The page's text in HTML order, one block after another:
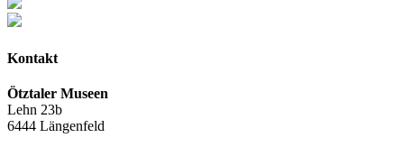
Kontakt
Ötztaler Museen
Lehn 23b
6444 Längenfeld